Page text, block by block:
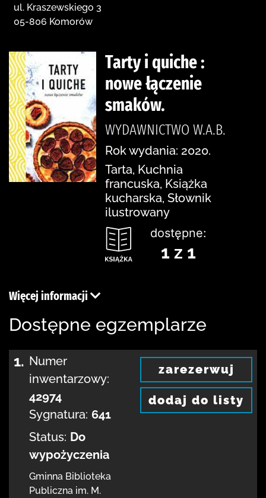
ul. Kraszewskiego 3
05-806 Komorów
Tarty i quiche :
nowe łączenie
smaków.
WYDAWNICTWO W.A.B.
Rok wydania: 2020.
Tarta, Kuchnia
francuska, Książka
kucharska, Słownik
ilustrowany
dostępne:
1 z 1
Więcej informacji
Dostępne egzemplarze
1. Numer
inwentarzowy:
42974
Sygnatura: 641
Status: Do
wypożyczenia
Gminna Biblioteka
Publiczna im. M.
zarezerwuj
dodaj do listy